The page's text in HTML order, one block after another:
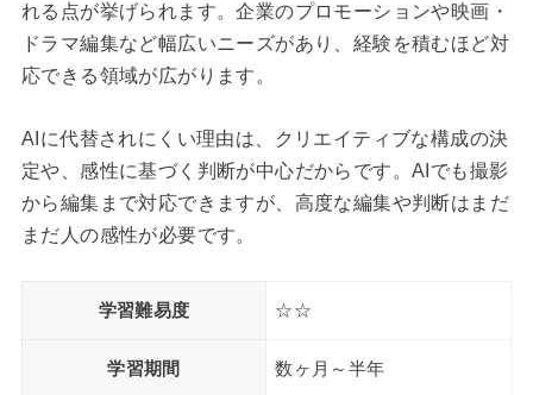
れる点が挙げられます。企業のプロモーションや映画・
ドラマ編集など幅広いニーズがあり、経験を積むほど対
応できる領域が広がります。
AIに代替されにくい理由は、クリエイティブな構成の決
定や、感性に基づく判断が中心だからです。AIでも撮影
から編集まで対応できますが、高度な編集や判断はまだ
まだ人の感性が必要です。
学習難易度 ☆☆
学習期間 数ヶ月～半年